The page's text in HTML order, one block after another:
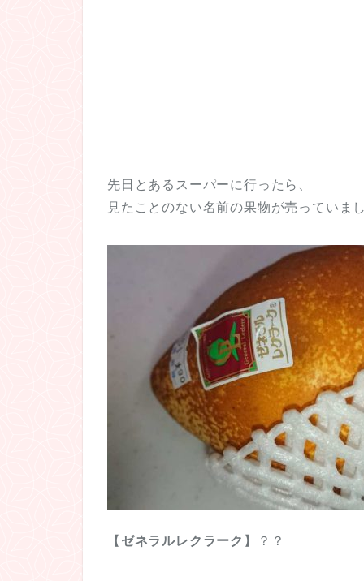
先日とあるスーパーに行ったら、
見たことのない名前の果物が売っていま
【 ゼネラルレクラーク 】？？